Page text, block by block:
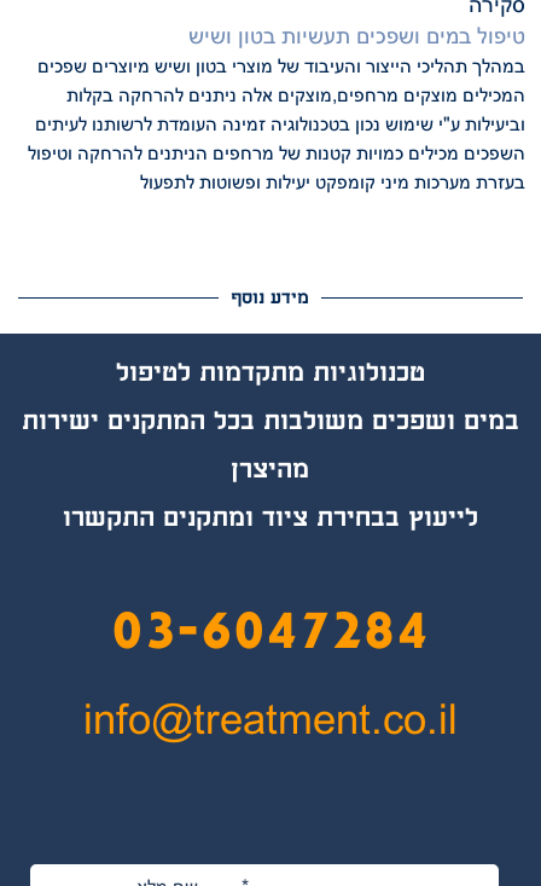
טיפול במים ושפכים תעשיות בטון ושיש
במהלך תהליכי הייצור והעיבוד של מוצרי בטון ושיש מיוצרים שפכים
המכילים מוצקים מרחפים,מוצקים אלה ניתנים להרחקה בקלות
וביעילות ע"י שימוש נכון בטכנולוגיה זמינה העומדת לרשותנו לעיתים
השפכים מכילים כמויות קטנות של מרחפים הניתנים להרחקה וטיפול
בעזרת מערכות מיני קומפקט יעילות ופשוטות לתפעול
מידע נוסף
טכנולוגיות מתקדמות לטיפול
במים ושפכים משולבות בכל המתקנים ישירות
מהיצרן
לייעוץ בבחירת ציוד ומתקנים התקשרו
03-6047284
info@treatment.co.il